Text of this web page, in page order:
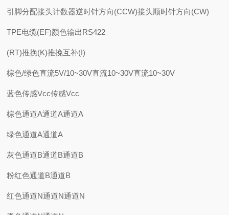
引脚分配接头计数器逆时针方向(CCW)接头顺时针方向(CW)
TPE电缆(EF)颜色输出RS422
(RT)推挽(K)推挽互补(I)
棕色/绿色直流5V/10~30V直流10~30V直流10~30V
蓝色传感Vcc传感Vcc
棕色通道A通道A通道A
绿色通道A通道A
灰色通道B通道B通道B
粉红色通道B通道B
红色通道N通道N通道N